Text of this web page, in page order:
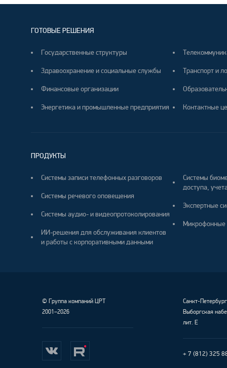
ГОТОВЫЕ РЕШЕНИЯ
Государственные структуры
Здравоохранение и социальные службы
Финансовые организации
Энергетика и промышленные предприятия
Транспорт и
Контактные
ПРОДУКТЫ
Системы записи телефонных разговоров
Системы речевого оповещения
Системы аудио- и видеопротоколирования
ИИ-решения для обслуживания клиентов
и работы с корпоративными данными
Системы
доступа,
Экспертные
Микрофонные
© Группа компаний ЦРТ
2001–2026
Санкт-Петербург
Выборгская
лит. Е
+ 7 (812) 325